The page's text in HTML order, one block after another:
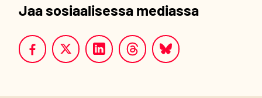
Jaa sosiaalisessa mediassa